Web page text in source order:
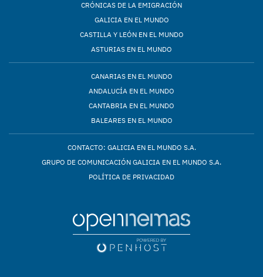
CRÓNICAS DE LA EMIGRACIÓN
GALICIA EN EL MUNDO
CASTILLA Y LEÓN EN EL MUNDO
ASTURIAS EN EL MUNDO
CANARIAS EN EL MUNDO
ANDALUCÍA EN EL MUNDO
CANTABRIA EN EL MUNDO
BALEARES EN EL MUNDO
CONTACTO: GALICIA EN EL MUNDO S.A.
GRUPO DE COMUNICACIÓN GALICIA EN EL MUNDO S.A.
POLÍTICA DE PRIVACIDAD